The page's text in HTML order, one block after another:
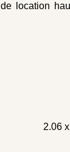
location
2.06